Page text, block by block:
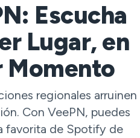
Escucha
Lugar, en
Momento
regionales arruinen
Con VeePN, puedes
favorita de Spotify de